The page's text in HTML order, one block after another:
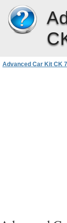
Advanced Car Kit CK